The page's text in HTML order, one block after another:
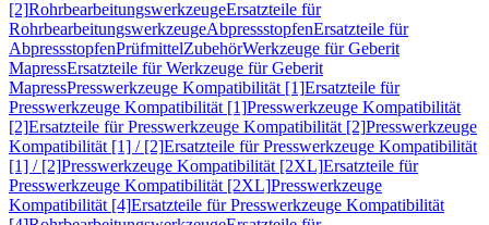
[2]RohrbearbeitungswerkzeugeErsatzteile für
RohrbearbeitungswerkzeugeAbpressstopfenErsatzteile für
AbpressstopfenPrüfmittelZubehörWerkzeuge für Geberit
MapressErsatzteile für Werkzeuge für Geberit
MapressPresswerkzeuge Kompatibilität [1]Ersatzteile für
Presswerkzeuge Kompatibilität [1]Presswerkzeuge Kompatibilität
[2]Ersatzteile für Presswerkzeuge Kompatibilität [2]Presswerkzeuge
Kompatibilität [1] / [2]Ersatzteile für Presswerkzeuge Kompatibilität
[1] / [2]Presswerkzeuge Kompatibilität [2XL]Ersatzteile für
Presswerkzeuge Kompatibilität [2XL]Presswerkzeuge
Kompatibilität [4]Ersatzteile für Presswerkzeuge Kompatibilität